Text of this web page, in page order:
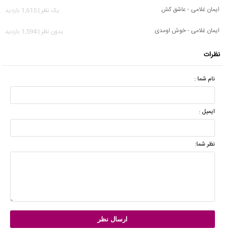
ایمان غلامی - عاشق کش
يک نظر | 1,615 بازدید
ایمان غلامی - خوش اومدی
بدون نظر | 1,594 بازدید
نظرات
نام شما :
ایمیل :
نظر شما: